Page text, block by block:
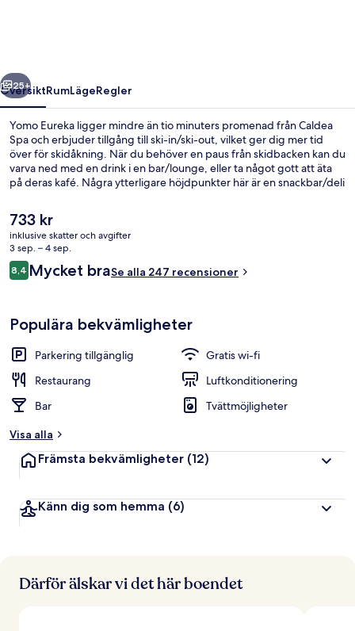
Nästa
25+
ÖversiktRumLägeRegler
Yomo Eureka ligger mindre än tio minuters promenad från Caldea
Spa och erbjuder tillgång till ski-in/ski-out, vilket ger dig mer tid
över för skidåkning. När du behöver en paus från skidbacken kan du
varva ned med en drink i en bar/lounge, eller ta något gott att äta
på deras kafé. Några ytterligare höjdpunkter här är en snackbar/deli
skidförvaring.
Det
nuvarande
priset
är
733 kr
733 kr
inklusive skatter och avgifter
3 sep. – 4 sep.
Recensioner
8,48,4 av 10,
Mycket braSe alla 247 recensioner
Populära bekvämligheter
Parkering tillgänglig
Gratis wi-fi
Restaurang
Luftkonditionering
Bar
Tvättmöjligheter
Visa alla
Främsta bekvämligheter (12)
Känn dig som hemma (6)
Därför älskar vi det här boendet